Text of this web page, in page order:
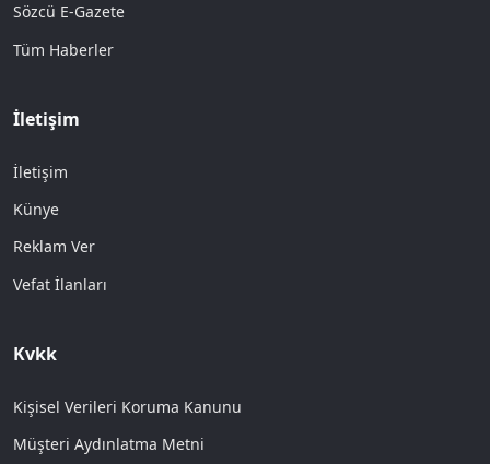
Sözcü E-Gazete
Tüm Haberler
İletişim
İletişim
Künye
Reklam Ver
Vefat İlanları
Kvkk
Kişisel Verileri Koruma Kanunu
Müşteri Aydınlatma Metni